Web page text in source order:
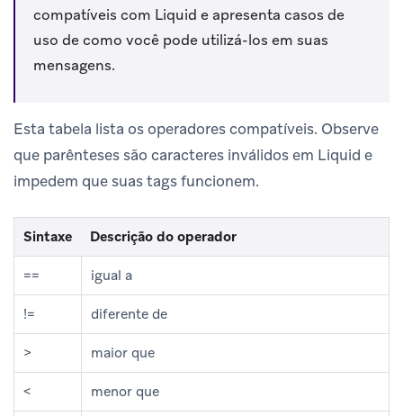
compatíveis com Liquid e apresenta casos de
uso de como você pode utilizá-los em suas
mensagens.
Esta tabela lista os operadores compatíveis. Observe
que parênteses são caracteres inválidos em Liquid e
impedem que suas tags funcionem.
Sintaxe Descrição do operador
== igual a
!= diferente de
> maior que
< menor que